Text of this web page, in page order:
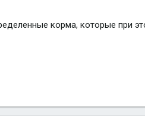
корма, которые при